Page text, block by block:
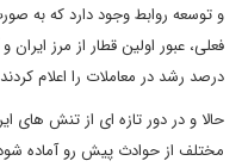
و توسعه روابط وجود دارد که به
درصد رشد در معاملات را اعلام
حالا و در دور تازه ای از تنش های
مختلف از حوادث پیش رو آماده